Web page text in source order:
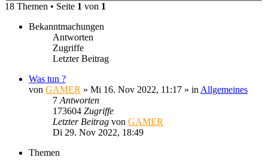
18 Themen • Seite 1 von 1
Bekanntmachungen
Antworten
Zugriffe
Letzter Beitrag
Was tun ?
von GAMER » Mi 16. Nov 2022, 11:17 » in Allgemeines
7 Antworten
173604 Zugriffe
Letzter Beitrag von GAMER
Di 29. Nov 2022, 18:49
Themen